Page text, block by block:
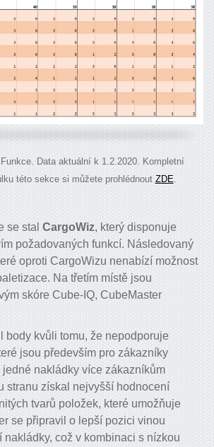
Data aktuální k 1.2.2020. Kompletní
této sekce si můžete prohlédnout ZDE
se stal CargoWiz, který disponuje
požadovaných funkcí. Následovaný
oproti CargoWizu nenabízí možnost
Na třetím místě jsou
skóre Cube-IQ, CubeMaster
body kvůli tomu, že nepodporuje
jsou především pro zákazníky
nakládky více zákazníkům
stranu získal nejvyšší hodnocení
tvarů položek, které umožňuje
se připravil o lepší pozici vinou
což v kombinaci s nízkou